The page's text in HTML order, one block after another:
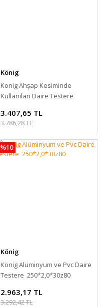
König
Konig Ahşap Kesiminde
Kullanılan Daire Testere
3.407,65 TL
3.786,28 TL
%10
König
König Alüminyum ve Pvc Daire
Testere 250*2,0*30z80
2.963,17 TL
3.292,42 TL